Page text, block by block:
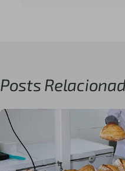
Posts